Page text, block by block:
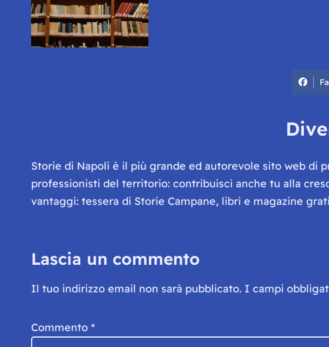
Storie di Napoli è il più grande ed autorevole sito web di
professionisti del territorio: contribuisci anche tu alla
vantaggi: tessera di Storie Campane, libri e magazine
Lascia un commento
Il tuo indirizzo email non sarà pubblicato. I campi
Commento *